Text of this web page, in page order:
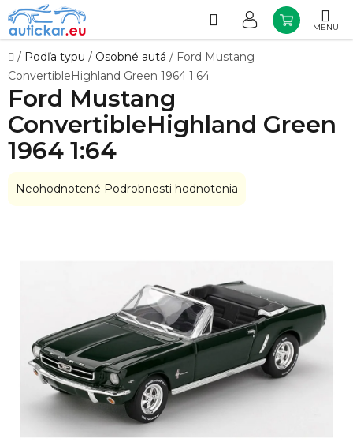
Prejsť
na
obsah
Hľadať
KOŠÍK
Domov
/ Podľa typu / Osobné autá / Ford Mustang
ConvertibleHighland Green 1964 1:64
Ford Mustang
ConvertibleHighland Green
1964 1:64
Priemerné
Neohodnotené Podrobnosti hodnotenia